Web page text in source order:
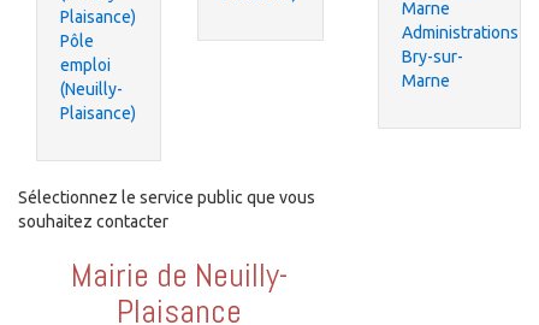
Plaisance)
Pôle
emploi
(Neuilly-
Plaisance)
Sélectionnez le service public que vous
souhaitez contacter
Mairie de Neuilly-
Plaisance
Marne
Administrations
Bry-sur-
Marne